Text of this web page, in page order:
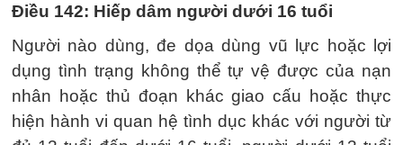
Điều 142: Hiếp dâm người dưới 16 tuổi
Người nào dùng, đe dọa dùng vũ lực hoặc lợi
dụng tình trạng không thể tự vệ được của nạn
nhân hoặc thủ đoạn khác giao cấu hoặc thực
hiện hành vi quan hệ tình dục khác với người từ